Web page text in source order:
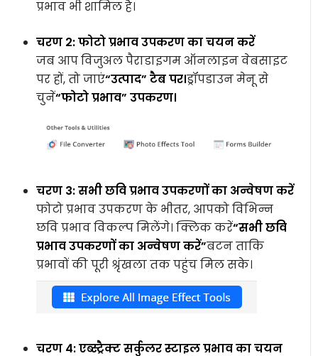
प्रभाव भी शामिल है।
चरण 2: फोटो प्रभाव उपकरण का चयन करें
जब आप विजुअल पैराडाइगम ऑनलाइन वेबसाइट
पर हों, तो जाएं“उत्पाद” टैब पर।ड्रॉपडाउन मेनू से
चुनें“फोटो प्रभाव” उपकरण।
चरण 3: सभी छवि प्रभाव उपकरणों का अन्वेषण करें
फोटो प्रभाव उपकरण के भीतर, आपको विभिन्न
छवि प्रभाव विकल्प मिलेंगे। क्लिक करें“सभी छवि
प्रभाव उपकरणों का अन्वेषण करें”बटन ताकि
प्रभावों की पूरी श्रृंखला तक पहुंच मिल सके।
चरण 4: एब्स्ट्रैक्ट सर्कुलर स्टाइल प्रभाव का चयन